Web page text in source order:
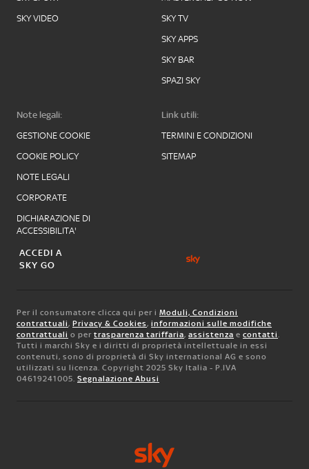
SKY VIDEO
SKY TV
SKY APPS
SKY BAR
SPAZI SKY
Note legali:
GESTIONE COOKIE
COOKIE POLICY
NOTE LEGALI
CORPORATE
DICHIARAZIONE DI
ACCESSIBILITA'
Link utili:
TERMINI E CONDIZIONI
SITEMAP
ACCEDI A
SKY GO
Per il consumatore clicca qui per i Moduli, Condizioni
contrattuali, Privacy & Cookies, informazioni sulle modifiche
contrattuali o per trasparenza tariffaria, assistenza e contatti.
Tutti i marchi Sky e i diritti di proprietà intellettuale in essi
contenuti, sono di proprietà di Sky international AG e sono
utilizzati su licenza. Copyright 2025 Sky Italia - P.IVA
04619241005. Segnalazione Abusi